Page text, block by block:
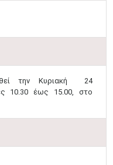
την Κυριακή 24
10.30 έως 15.00, στο
14
• •
••• ••• •••
• • •